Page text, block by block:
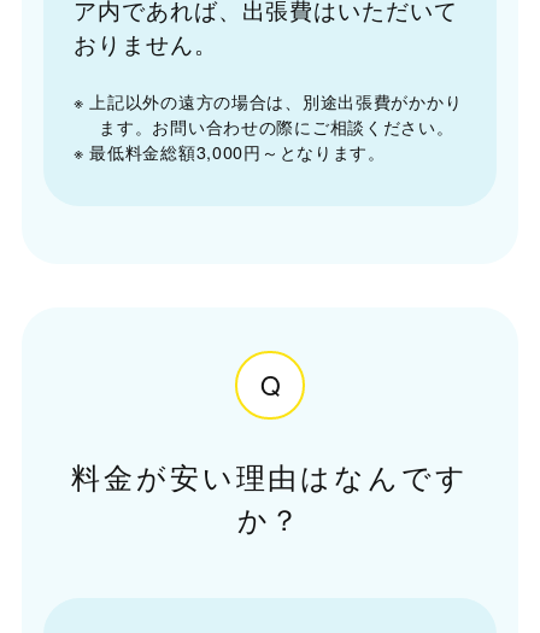
ア内であれば、出張費はいただいて
おりません。
※ 上記以外の遠方の場合は、別途出張費がかかり
ます。お問い合わせの際にご相談ください。
※ 最低料金総額3,000円～となります。
Q
料金が安い理由はなんです
か？